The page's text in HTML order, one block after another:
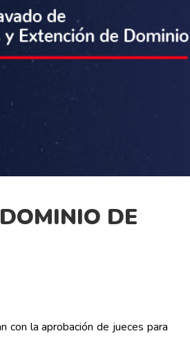
DE
con la aprobación de jueces para